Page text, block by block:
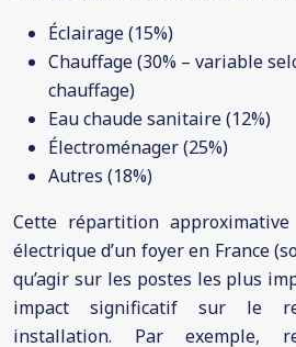
Éclairage (15%)
Chauffage (30% – variable
chauffage)
Eau chaude sanitaire (12%)
Électroménager (25%)
Autres (18%)
Cette répartition
électrique d’un foyer en France
qu’agir sur les postes les plus
impact significatif sur le
installation. Par exemple,